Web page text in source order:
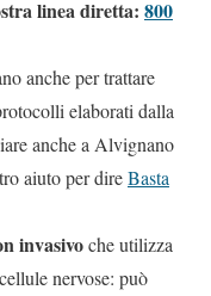
linea diretta: 800
anche per trattare
elaborati dalla
anche a Alvignano
aiuto per direBasta
invasivoche utilizza
nervose: può